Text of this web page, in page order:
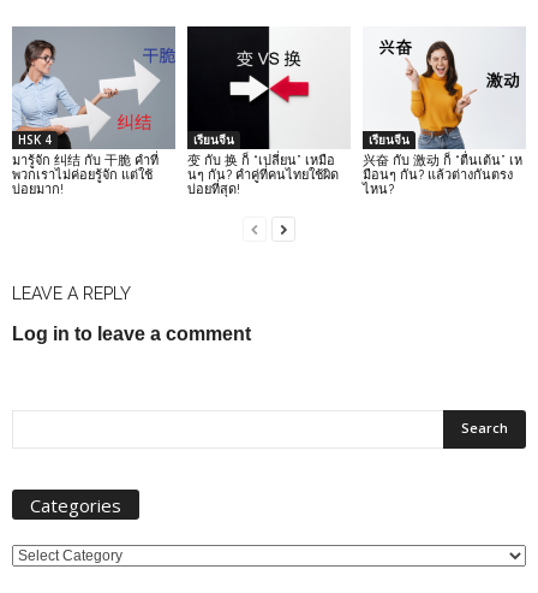
HSK 4
มารู้จัก 纠结 กับ 干脆 คำที่
พวกเราไม่ค่อยรู้จัก แต่ใช้
บ่อยมาก!
เรียนจีน
变 กับ 换 ก็ “เปลี่ยน” เหมือ
นๆ กัน? คำคู่ที่คนไทยใช้ผิด
บ่อยที่สุด!
เรียนจีน
兴奋 กับ 激动 ก็ “ตื่นเต้น” เห
มือนๆ กัน? แล้วต่างกันตรง
ไหน?
LEAVE A REPLY
Log in to leave a comment
Categories
Categories